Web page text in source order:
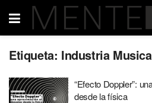
Etiqueta: Industria
“Efecto Doppler”:
desde la física